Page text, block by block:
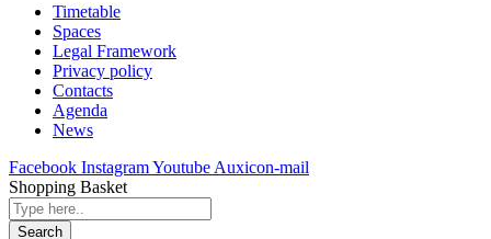
Timetable
Spaces
Legal Framework
Privacy policy
Contacts
Agenda
News
Facebook InstagramYoutube Auxicon-mail
Shopping Basket